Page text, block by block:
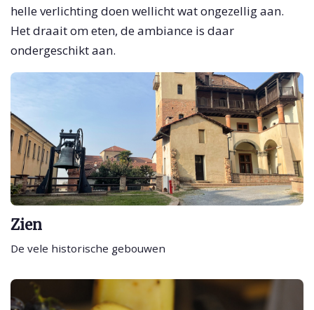
helle verlichting doen wellicht wat ongezellig aan.
Het draait om eten, de ambiance is daar
ondergeschikt aan.
Zien
De vele historische gebouwen